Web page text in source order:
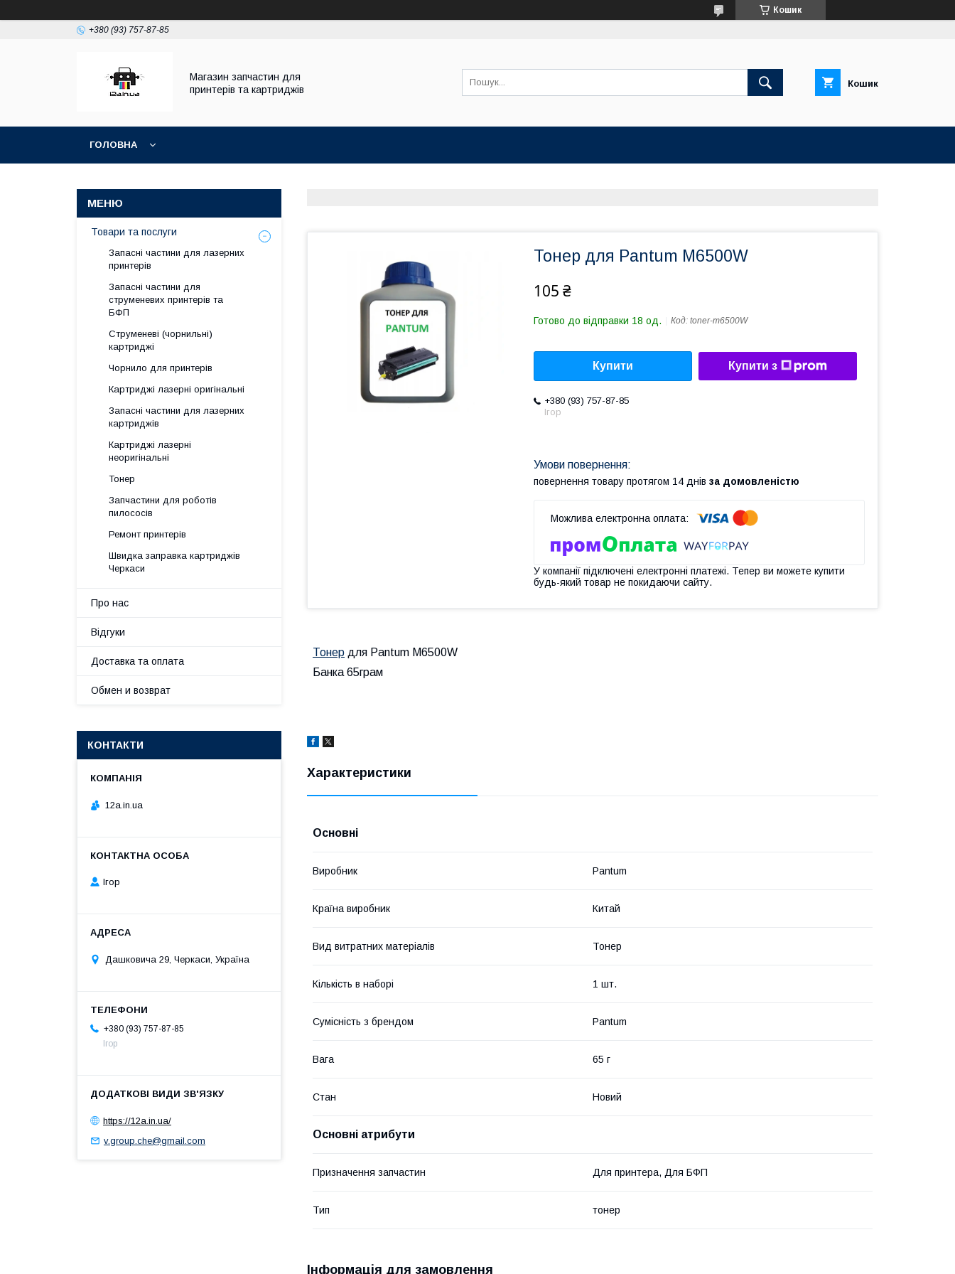
Кошик
+380 (93) 757-87-85
Магазин запчастин для
принтерів та картриджів
Кошик
ГОЛОВНА
Тонер для Pantum M6500W
105 ₴
Готово до відправки 18 од. Код: toner-m6500W
Купити Купити з
+380 (93) 757-87-85
Ігор
повернення товару протягом 14 днів за домовленістю
У компанії підключені електронні платежі. Тепер ви можете купити
будь-який товар не покидаючи сайту.
Тонер для Pantum M6500W
Банка 65грам
Характеристики
Основні
Виробник Pantum
Країна виробник Китай
Вид витратних матеріалів Тонер
Кількість в наборі 1 шт.
Сумісність з брендом Pantum
Вага 65 г
Стан Новий
Основні атрибути
Призначення запчастин Для принтера, Для БФП
Тип тонер
Інформація для замовлення
Товари та послуги
Запасні частини для лазерних
принтерів
Запасні частини для
струменевих принтерів та
БФП
Струменеві (чорнильні)
картриджі
Чорнило для принтерів
Картриджі лазерні оригінальні
Запасні частини для лазерних
картриджів
Картриджі лазерні
неоригінальні
Тонер
Запчастини для роботів
пилососів
Ремонт принтерів
Швидка заправка картриджів
Черкаси
Про нас
Відгуки
Доставка та оплата
Обмен и возврат
КОНТАКТИ
12a.in.ua
Ігор
Дашковича 29, Черкаси, Україна
+380 (93) 757-87-85
Ігор
https://12a.in.ua/
v.group.che@gmail.com